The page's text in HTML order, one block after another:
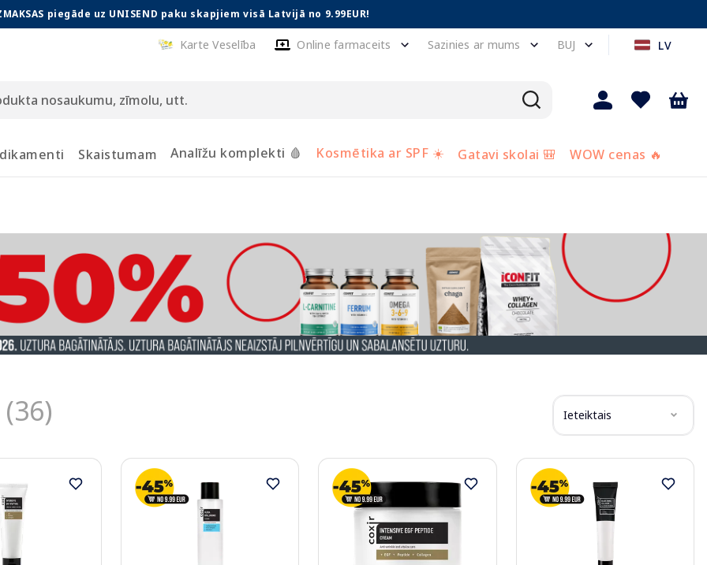
piegāde uz UNISEND paku skapjiem visā Latvijā no 9.99EUR!
Karte Veselība Online farmaceits Sazinies ar mums BUJ LV
Skaistumam Analīžu komplekti 🩸 Kosmētika ar SPF ☀️ Gatavi skolai 🎒 WOW cenas 🔥
(36) Ieteiktais